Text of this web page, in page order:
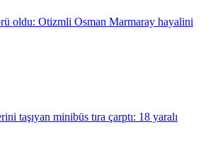
oldu: Otizmli Osman Marmaray hayalini
taşıyan minibüs tıra çarptı: 18 yaralı